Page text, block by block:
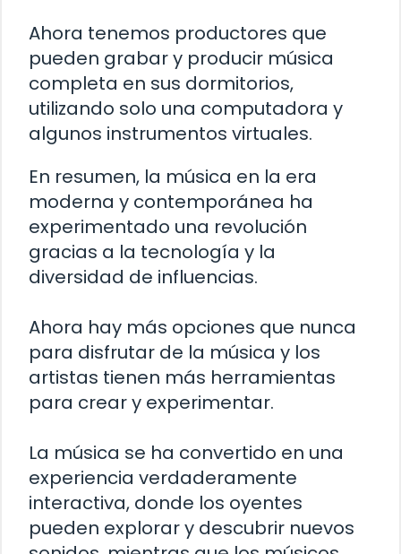
Ahora tenemos productores que
pueden grabar y producir música
completa en sus dormitorios,
utilizando solo una computadora y
algunos instrumentos virtuales.
En resumen, la música en la era
moderna y contemporánea ha
experimentado una revolución
gracias a la tecnología y la
diversidad de influencias.
Ahora hay más opciones que nunca
para disfrutar de la música y los
artistas tienen más herramientas
para crear y experimentar.
La música se ha convertido en una
experiencia verdaderamente
interactiva, donde los oyentes
pueden explorar y descubrir nuevos